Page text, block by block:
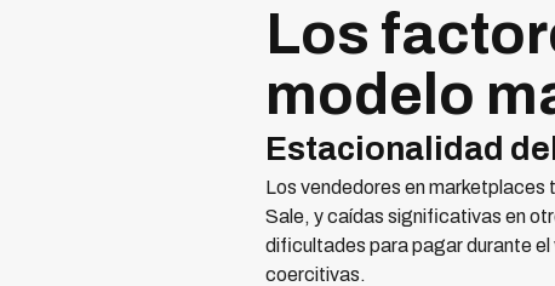
Los
modelo
Estacionalidad
Los vendedores en
Sale, y caídas significativas en
dificultades para pagar durante
coercitivas.